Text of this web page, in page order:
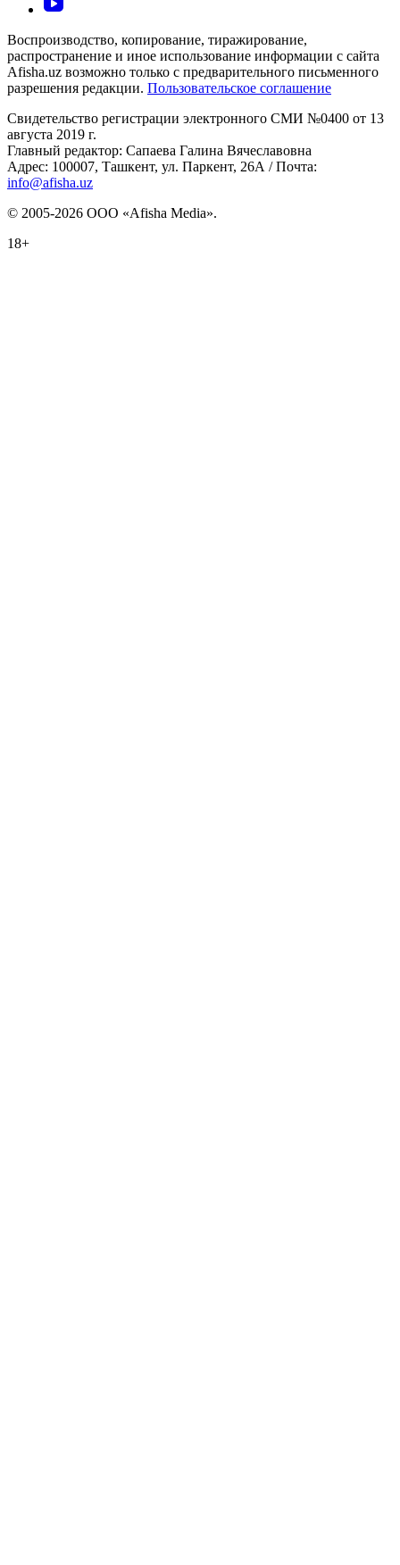
Воспроизводство, копирование, тиражирование,
распространение и иное использование информации с сайта
Afisha.uz возможно только с предварительного письменного
разрешения редакции. Пользовательское соглашение
Свидетельство регистрации электронного СМИ №0400 от 13
августа 2019 г.
Главный редактор: Сапаева Галина Вячеславовна
Адрес: 100007, Ташкент, ул. Паркент, 26А / Почта:
info@afisha.uz
© 2005-2026 ООО «Afisha Media».
18+